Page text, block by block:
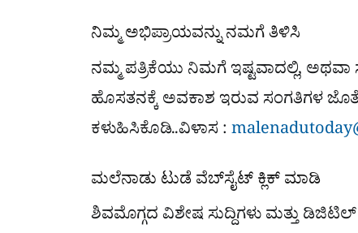
ನಿಮ್ಮ ಅಭಿಪ್ರಾಯವನ್ನು ನಮಗೆ ತಿಳಿಸಿ
ನಮ್ಮ ಪತ್ರಿಕೆಯು ನಿಮಗೆ ಇಷ್ಟವಾದಲ್ಲಿ, ಅಥವಾ
ಹೊಸತನಕ್ಕೆ ಅವಕಾಶ ಇರುವ ಸಂಗತಿಗಳ
ಕಳುಹಿಸಿಕೊಡಿ..ವಿಳಾಸ :
ಮಲೆನಾಡು ಟುಡೆ ವೆಬ್​ಸೈಟ್​ ಕ್ಲಿಕ್ ಮಾಡಿ
ಶಿವಮೊಗ್ಗದ ವಿಶೇಷ ಸುದ್ದಿಗಳು ಮತ್ತು